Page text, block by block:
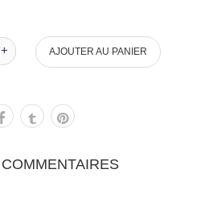
+
+ AJOUTER AU PANIER
COMMENTAIRES